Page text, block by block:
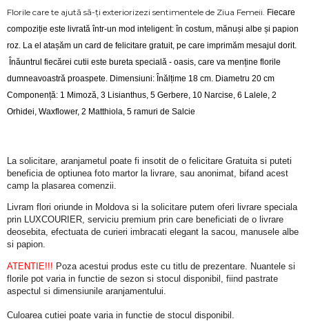
Florile care te ajută să-ți exteriorizezi sentimentele de Ziua Femeii. Fiecare
compoziție este livrată într-un mod inteligent: în costum, mănuși albe și papion
roz. La el atașăm un card de felicitare gratuit, pe care imprimăm mesajul dorit.
Înăuntrul fiecărei cutii este bureta specială - oasis, care va menține florile
dumneavoastră proaspete. Dimensiuni: Înălțime 18 cm. Diametru 20 cm
Componență: 1 Mimoză, 3 Lisianthus, 5 Gerbere, 10 Narcise, 6 Lalele, 2
Orhidei, Waxflower, 2 Matthiola, 5 ramuri de Salcie
La solicitare, aranjametul poate fi insotit de o felicitare Gratuita si puteti
beneficia de optiunea foto martor la livrare, sau anonimat, bifand acest
camp la plasarea comenzii.
Livram flori oriunde in Moldova si la solicitare putem oferi livrare speciala
prin LUXCOURIER, serviciu premium prin care beneficiati de o livrare
deosebita, efectuata de curieri imbracati elegant la sacou, manusele albe
si papion.
ATENTIE!!! Poza acestui produs este cu titlu de prezentare. Nuantele si
florile pot varia in functie de sezon si stocul disponibil, fiind pastrate
aspectul si dimensiunile aranjamentului.
Culoarea cutiei poate varia in functie de stocul disponibil.